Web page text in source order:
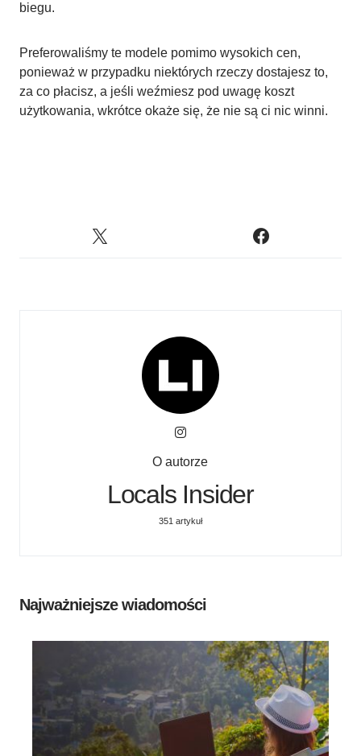
biegu.
Preferowaliśmy te modele pomimo wysokich cen,
ponieważ w przypadku niektórych rzeczy dostajesz to,
za co płacisz, a jeśli weźmiesz pod uwagę koszt
użytkowania, wkrótce okaże się, że nie są ci nic winni.
O autorze
Locals Insider
351 artykuł
Najważniejsze wiadomości